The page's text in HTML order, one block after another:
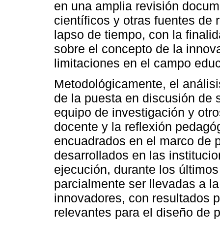
en una amplia revisión
científicos y otras fuentes de
lapso de tiempo, con la
sobre el concepto de la
limitaciones en el campo
Metodológicamente, el
de la puesta en discusión de
equipo de investigación y
docente y la reflexión
encuadrados en el marco de
desarrollados en las
ejecución, durante los
parcialmente ser llevadas a
innovadores, con resultados
relevantes para el diseño de